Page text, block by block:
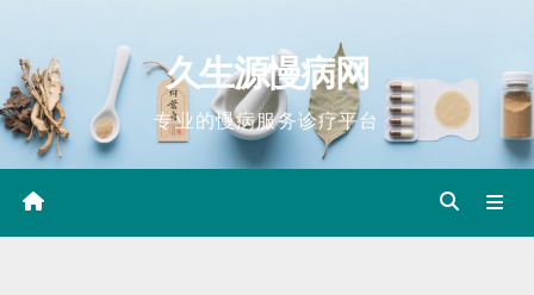
content
久生源慢病网
专业的慢病服务诊疗平台